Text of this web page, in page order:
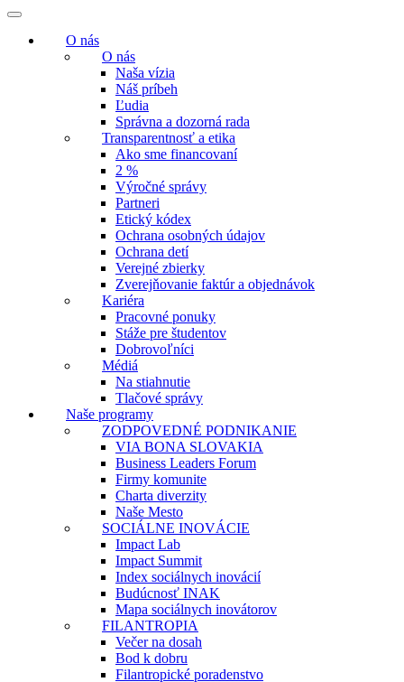
O nás
O nás
Naša vízia
Náš príbeh
Ľudia
Správna a dozorná rada
Transparentnosť a etika
Ako sme financovaní
2 %
Výročné správy
Partneri
Etický kódex
Ochrana osobných údajov
Ochrana detí
Verejné zbierky
Zverejňovanie faktúr a objednávok
Kariéra
Pracovné ponuky
Stáže pre študentov
Dobrovoľníci
Médiá
Na stiahnutie
Tlačové správy
Naše programy
ZODPOVEDNÉ PODNIKANIE
VIA BONA SLOVAKIA
Business Leaders Forum
Firmy komunite
Charta diverzity
Naše Mesto
SOCIÁLNE INOVÁCIE
Impact Lab
Impact Summit
Index sociálnych inovácií
Budúcnosť INAK
Mapa sociálnych inovátorov
FILANTROPIA
Večer na dosah
Bod k dobru
Filantropické poradenstvo